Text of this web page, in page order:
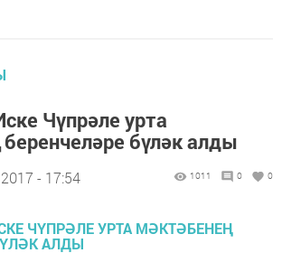
Чүпрәле урта
бүләк алды
- 17:54 1011 0 0